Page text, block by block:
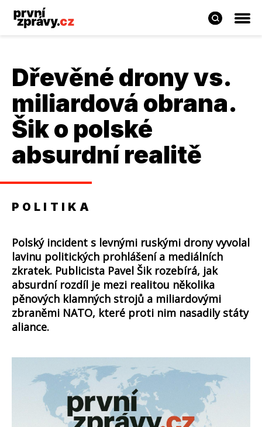
Dřevěné drony vs.
miliardová obrana.
Šik o polské
absurdní realitě
POLITIKA
Polský incident s levnými ruskými drony vyvolal
lavinu politických prohlášení a mediálních
zkratek. Publicista Pavel Šik rozebírá, jak
absurdní rozdíl je mezi realitou několika
pěnových klamných strojů a miliardovými
zbraněmi NATO, které proti nim nasadily státy
aliance.